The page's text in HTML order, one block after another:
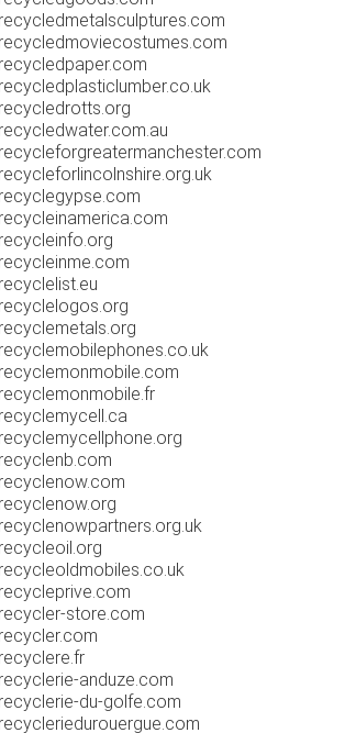
recycledmetalsculptures.com
recycledmoviecostumes.com
recycledpaper.com
recycledplasticlumber.co.uk
recycledrotts.org
recycledwater.com.au
recycleforgreatermanchester.com
recycleforlincolnshire.org.uk
recyclegypse.com
recycleinamerica.com
recycleinfo.org
recycleinme.com
recyclelist.eu
recyclelogos.org
recyclemetals.org
recyclemobilephones.co.uk
recyclemonmobile.com
recyclemonmobile.fr
recyclemycell.ca
recyclemycellphone.org
recyclenb.com
recyclenow.com
recyclenow.org
recyclenowpartners.org.uk
recycleoil.org
recycleoldmobiles.co.uk
recycleprive.com
recycler-store.com
recycler.com
recyclere.fr
recyclerie-anduze.com
recyclerie-du-golfe.com
recycleriedurouergue.com